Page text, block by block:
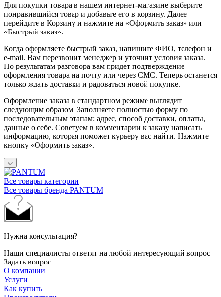
Для покупки товара в нашем интернет-магазине выберите
понравившийся товар и добавьте его в корзину. Далее
перейдите в Корзину и нажмите на «Оформить заказ» или
«Быстрый заказ».
Когда оформляете быстрый заказ, напишите ФИО, телефон и
e-mail. Вам перезвонит менеджер и уточнит условия заказа.
По результатам разговора вам придет подтверждение
оформления товара на почту или через СМС. Теперь останется
только ждать доставки и радоваться новой покупке.
Оформление заказа в стандартном режиме выглядит
следующим образом. Заполняете полностью форму по
последовательным этапам: адрес, способ доставки, оплаты,
данные о себе. Советуем в комментарии к заказу написать
информацию, которая поможет курьеру вас найти. Нажмите
кнопку «Оформить заказ».
Все товары категории
Все товары бренда PANTUM
Нужна консультация?
Наши специалисты ответят на любой интересующий вопрос
Задать вопрос
О компании
Услуги
Как купить